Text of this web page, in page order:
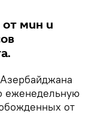
мин и
еженедельную
от